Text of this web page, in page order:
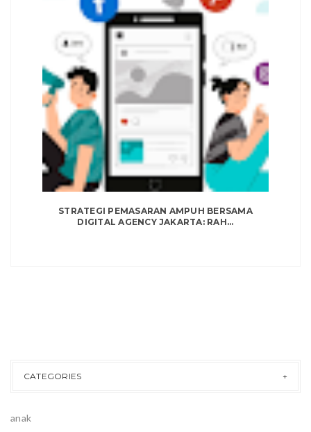
STRATEGI PEMASARAN AMPUH BERSAMA
DIGITAL AGENCY JAKARTA: RAH...
CATEGORIES
anak